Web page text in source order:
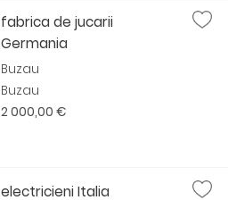
fabrica de jucarii
Germania
Buzau
Buzau
2 000,00 €
electricieni Italia